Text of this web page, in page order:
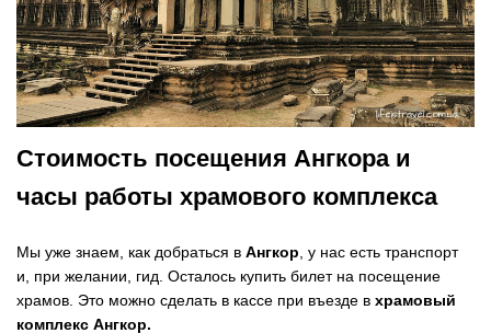
Стоимость посещения Ангкора и
часы работы храмового комплекса
Мы уже знаем, как добраться в Ангкор , у нас есть транспорт
и, при желании, гид. Осталось купить билет на посещение
храмов. Это можно сделать в кассе при въезде в храмовый
комплекс Ангкор.